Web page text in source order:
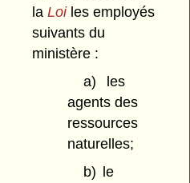
laLoiles employés
suivants du
ministère :
a)
les
agents des
ressources
naturelles;
b) le